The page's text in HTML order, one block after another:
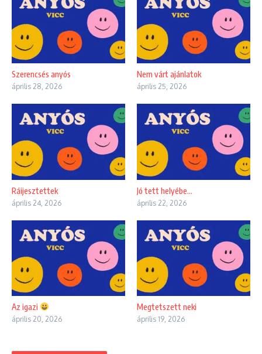
Szerencsés anyós
április 28, 2026
Nem várt ajánlatok
április 25, 2026
Ráijesztettek
április 24, 2026
Jó tett helyébe…
április 22, 2026
Az igazi
április 20, 2026
Megtetszett neki
április 19, 2026